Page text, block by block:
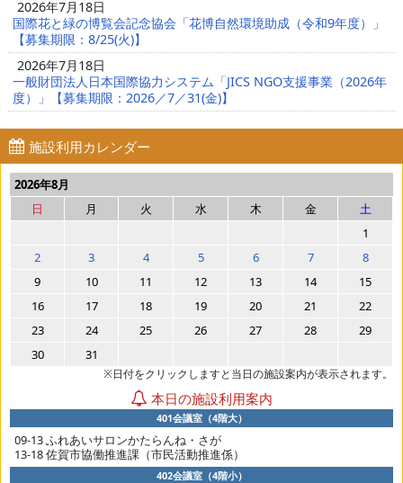
2026年7月18日
国際花と緑の博覧会記念協会「花博自然環境助成（令和9年度）」
【募集期限：8/25(火)】
2026年7月18日
一般財団法人日本国際協力システム「JICS NGO支援事業（2026年
度）」【募集期限：2026／7／31(金)】
施設利用カレンダー
2026年8月
日
月 火 水 木 金
土
1
2
3 4 5 6 7
8
9
10 11 12 13 14
15
16
17 18 19 20 21
22
23
24 25 26 27 28
29
30
31
※日付をクリックしますと当日の施設案内が表示されます。
本日の施設利用案内
401会議室（4階大）
09-13 ふれあいサロンかたらんね・さが
13-18 佐賀市協働推進課（市民活動推進係）
402会議室（4階小）